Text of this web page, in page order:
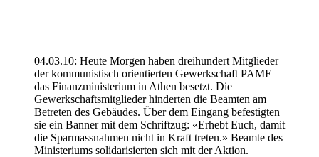
04.03.10: Heute Morgen haben dreihundert Mitglieder
der kommunistisch orientierten Gewerkschaft PAME
das Finanzministerium in Athen besetzt. Die
Gewerkschaftsmitglieder hinderten die Beamten am
Betreten des Gebäudes. Über dem Eingang befestigten
sie ein Banner mit dem Schriftzug: «Erhebt Euch, damit
die Sparmassnahmen nicht in Kraft treten.» Beamte des
Ministeriums solidarisierten sich mit der Aktion.